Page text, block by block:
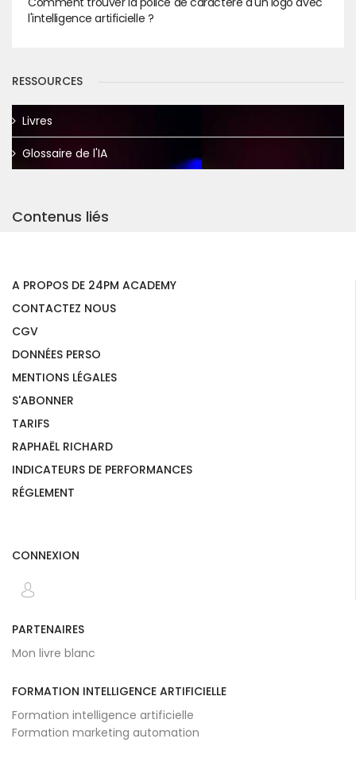
l'intelligence artificielle ?
RESSOURCES
Livres
Glossaire de l'IA
Contenus liés
A PROPOS DE 24PM ACADEMY
CONTACTEZ NOUS
CGV
DONNÉES PERSO
MENTIONS LÉGALES
S'ABONNER
TARIFS
RAPHAËL RICHARD
INDICATEURS DE PERFORMANCES
RÉGLEMENT
CONNEXION
PARTENAIRES
Mon livre blanc
FORMATION INTELLIGENCE ARTIFICIELLE
Formation intelligence artificielle
Formation marketing automation